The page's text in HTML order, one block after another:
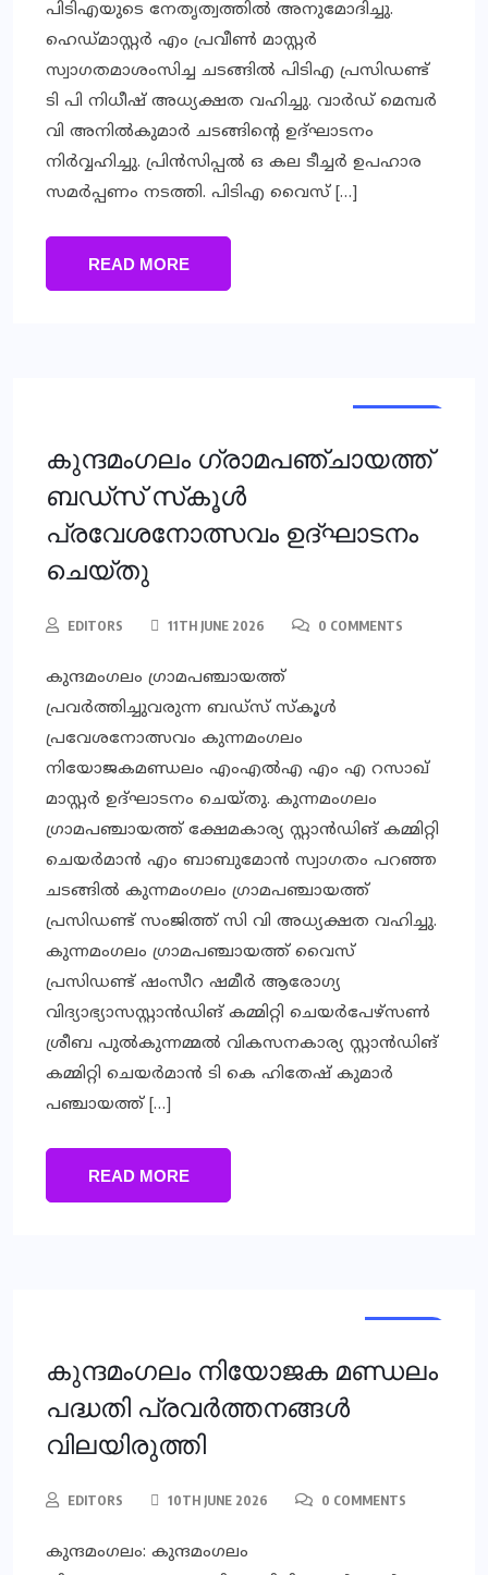
പിടിഎയുടെ നേതൃത്വത്തില്‍ അനുമോദിച്ചു.
ഹെഡ്മാസ്റ്റര്‍ എം പ്രവീണ്‍ മാസ്റ്റര്‍
സ്വാഗതമാശംസിച്ച ചടങ്ങില്‍ പിടിഎ പ്രസിഡണ്ട്
ടി പി നിധീഷ് അധ്യക്ഷത വഹിച്ചു. വാര്‍ഡ് മെമ്പര്‍
വി അനില്‍കുമാര്‍ ചടങ്ങിന്റെ ഉദ്ഘാടനം
നിര്‍വ്വഹിച്ചു. പ്രിന്‍സിപ്പല്‍ ഒ കല ടീച്ചര്‍ ഉപഹാര
സമര്‍പ്പണം നടത്തി. പിടിഎ വൈസ് […]
READ MORE
കുന്ദമംഗലം ഗ്രാമപഞ്ചായത്ത്
ബഡ്‌സ് സ്‌കൂള്‍
പ്രവേശനോത്സവം ഉദ്ഘാടനം
ചെയ്തു
EDITORS 11TH JUNE 2026 0 COMMENTS
കുന്ദമംഗലം ഗ്രാമപഞ്ചായത്ത്
പ്രവര്‍ത്തിച്ചുവരുന്ന ബഡ്‌സ് സ്‌കൂള്‍
പ്രവേശനോത്സവം കുന്നമംഗലം
നിയോജകമണ്ഡലം എംഎല്‍എ എം എ റസാഖ്
മാസ്റ്റര്‍ ഉദ്ഘാടനം ചെയ്തു. കുന്നമംഗലം
ഗ്രാമപഞ്ചായത്ത് ക്ഷേമകാര്യ സ്റ്റാന്‍ഡിങ് കമ്മിറ്റി
ചെയര്‍മാന്‍ എം ബാബുമോന്‍ സ്വാഗതം പറഞ്ഞ
ചടങ്ങില്‍ കുന്നമംഗലം ഗ്രാമപഞ്ചായത്ത്
പ്രസിഡണ്ട് സംജിത്ത് സി വി അധ്യക്ഷത വഹിച്ചു.
കുന്നമംഗലം ഗ്രാമപഞ്ചായത്ത് വൈസ്
പ്രസിഡണ്ട് ഷംസീറ ഷമീര്‍ ആരോഗ്യ
വിദ്യാഭ്യാസസ്റ്റാന്‍ഡിങ് കമ്മിറ്റി ചെയര്‍പേഴ്‌സണ്‍
ശ്രീബ പുല്‍കുന്നമ്മല്‍ വികസനകാര്യ സ്റ്റാന്‍ഡിങ്
കമ്മിറ്റി ചെയര്‍മാന്‍ ടി കെ ഹിതേഷ് കുമാര്‍
പഞ്ചായത്ത് […]
READ MORE
കുന്ദമംഗലം നിയോജക മണ്ഡലം
പദ്ധതി പ്രവര്‍ത്തനങ്ങള്‍
വിലയിരുത്തി
EDITORS 10TH JUNE 2026 0 COMMENTS
കുന്ദമംഗലം: കുന്ദമംഗലം